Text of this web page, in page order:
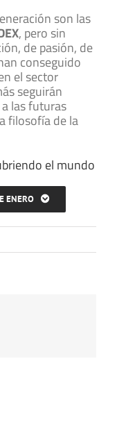
son las
, pero sin
de pasión, de
conseguido
el sector
seguirán
a las futuras
filosofía de la
ENERO